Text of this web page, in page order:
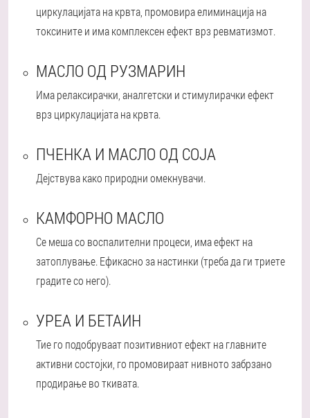
циркулацијата на крвта, промовира елиминација на
токсините и има комплексен ефект врз ревматизмот.
МАСЛО ОД РУЗМАРИН
Има релаксирачки, аналгетски и стимулирачки ефект
врз циркулацијата на крвта.
ПЧЕНКА И МАСЛО ОД СОЈА
Дејствува како природни омекнувачи.
КАМФОРНО МАСЛО
Се меша со воспалителни процеси, има ефект на
затоплување. Ефикасно за настинки (треба да ги триете
градите со него).
УРЕА И БЕТАИН
Тие го подобруваат позитивниот ефект на главните
активни состојки, го промовираат нивното забрзано
продирање во ткивата.